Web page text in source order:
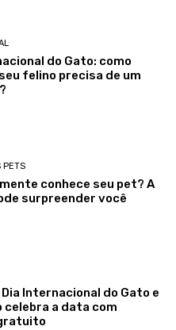
do Gato: como
felino precisa de um
PETS
conhece seu pet? A
surpreender você
Dia Internacional do Gato e
celebra a data com